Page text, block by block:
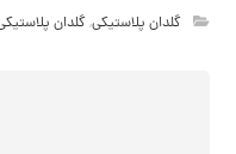
گلدان پلاستیکی,گلدان